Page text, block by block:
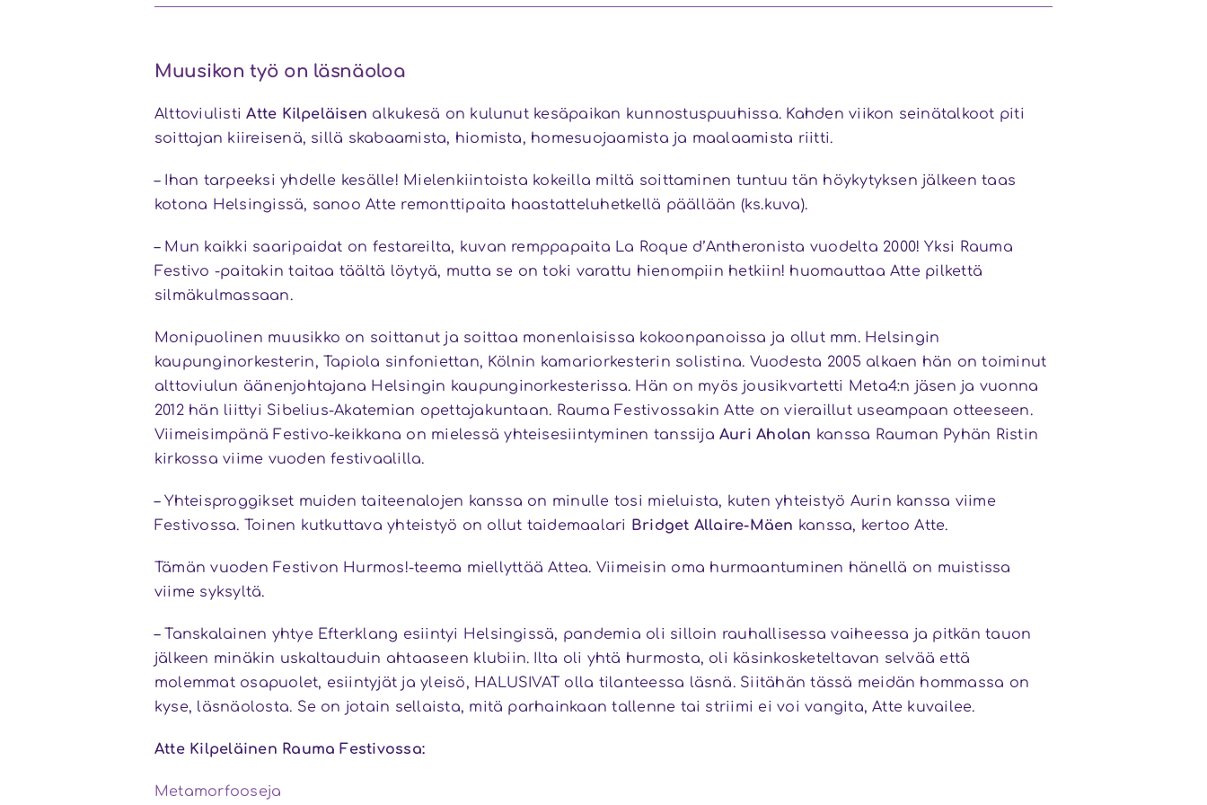
Muusikon työ on läsnäoloa
AlttoviulistiAtte Kilpeläisen alkukesä on kulunut kesäpaikan kunnostuspuuhissa. Kahden viikon seinätalkoot piti
soittajan kiireisenä, sillä skabaamista, hiomista, homesuojaamista ja maalaamista riitti.
– Ihan tarpeeksi yhdelle kesälle! Mielenkiintoista kokeilla miltä soittaminen tuntuu tän höykytyksen jälkeen taas
kotona Helsingissä, sanoo Atte remonttipaita haastatteluhetkellä päällään (ks.kuva).
– Mun kaikki saaripaidat on festareilta, kuvan remppapaita La Roque d’Antheronista vuodelta 2000! Yksi Rauma
Festivo -paitakin taitaa täältä löytyä, mutta se on toki varattu hienompiin hetkiin! huomauttaa Atte pilkettä
silmäkulmassaan.
Monipuolinen muusikko on soittanut ja soittaa monenlaisissa kokoonpanoissa ja ollut mm. Helsingin
kaupunginorkesterin, Tapiola sinfoniettan, Kölnin kamariorkesterin solistina. Vuodesta 2005 alkaen hän on toiminut
alttoviulun äänenjohtajana Helsingin kaupunginorkesterissa. Hän on myös jousikvartetti Meta4:n jäsen ja vuonna
2012 hän liittyi Sibelius-Akatemian opettajakuntaan. Rauma Festivossakin Atte on vieraillut useampaan otteeseen.
Viimeisimpänä Festivo-keikkana on mielessä yhteisesiintyminen tanssija Auri Aholan kanssa Rauman Pyhän Ristin
kirkossa viime vuoden festivaalilla.
– Yhteisproggikset muiden taiteenalojen kanssa on minulle tosi mieluista, kuten yhteistyö Aurin kanssa viime
Festivossa. Toinen kutkuttava yhteistyö on ollut taidemaalari Bridget Allaire-Mäen kanssa, kertoo Atte.
Tämän vuoden Festivon Hurmos!-teema miellyttää Attea. Viimeisin oma hurmaantuminen hänellä on muistissa
viime syksyltä.
– Tanskalainen yhtye Efterklang esiintyi Helsingissä, pandemia oli silloin rauhallisessa vaiheessa ja pitkän tauon
jälkeen minäkin uskaltauduin ahtaaseen klubiin. Ilta oli yhtä hurmosta, oli käsinkosketeltavan selvää että
molemmat osapuolet, esiintyjät ja yleisö, HALUSIVAT olla tilanteessa läsnä. Siitähän tässä meidän hommassa on
kyse, läsnäolosta. Se on jotain sellaista, mitä parhainkaan tallenne tai striimi ei voi vangita, Atte kuvailee.
Atte Kilpeläinen Rauma Festivossa:
Metamorfooseja